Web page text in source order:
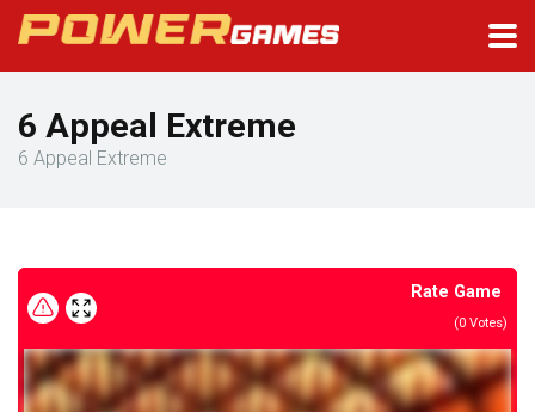
6 Appeal Extreme
6 Appeal Extreme
Rate Game
(0 Votes)